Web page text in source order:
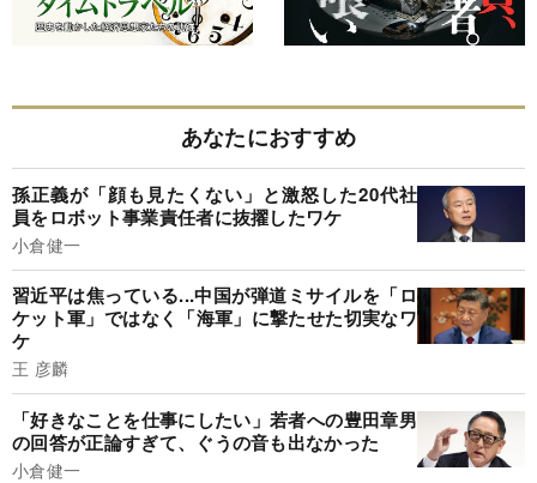
あなたにおすすめ
孫正義が「顔も見たくない」と激怒した20代社
員をロボット事業責任者に抜擢したワケ
小倉健一
習近平は焦っている...中国が弾道ミサイルを「ロ
ケット軍」ではなく「海軍」に撃たせた切実なワ
ケ
王 彦麟
「好きなことを仕事にしたい」若者への豊田章男
の回答が正論すぎて、ぐうの音も出なかった
小倉健一